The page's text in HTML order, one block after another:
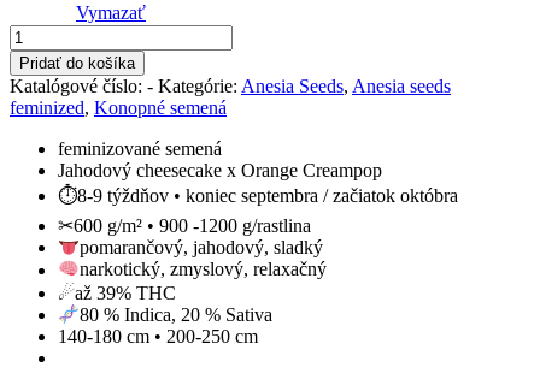
Vymazať
množstvo
Strawberry
Pop
Rocks
Pridať do košíka
Katalógové číslo: - Kategórie: Anesia Seeds, Anesia seeds
feminized, Konopné semená
feminizované semená
Jahodový cheesecake x Orange Creampop
⏱8-9 týždňov • koniec septembra / začiatok októbra
✂600 g/m² • 900 -1200 g/rastlina
pomarančový, jahodový, sladký
narkotický, zmyslový, relaxačný
☄až 39% THC
80 % Indica, 20 % Sativa
140-180 cm • 200-250 cm